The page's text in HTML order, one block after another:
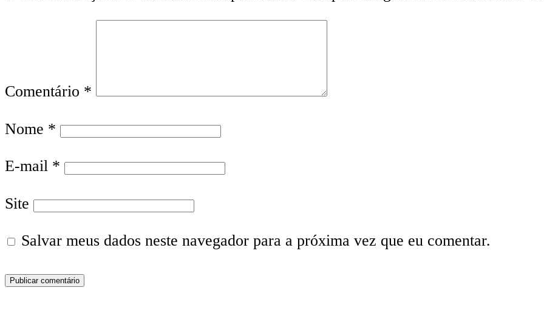
Comentário *
Nome *
E-mail *
Site
Salvar meus dados neste navegador para a próxima vez que eu comentar.